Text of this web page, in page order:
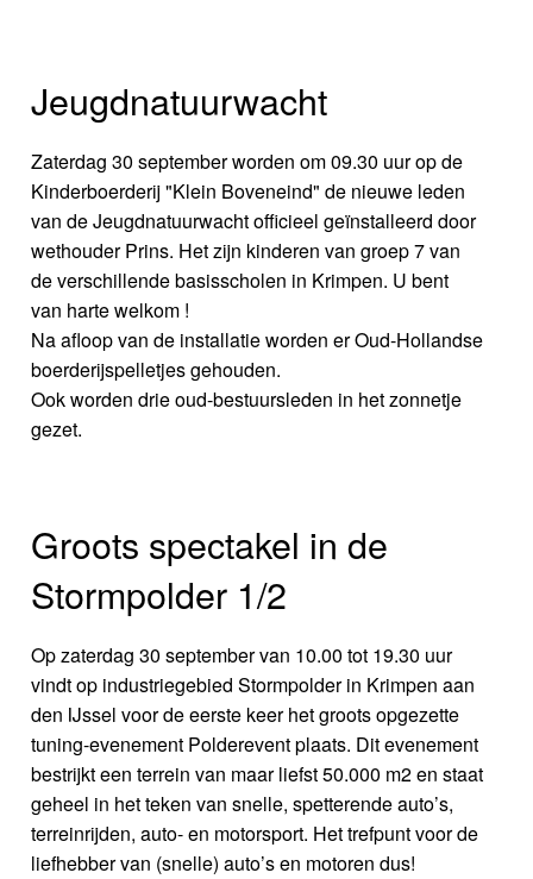
Jeugdnatuurwacht
Zaterdag 30 september worden om 09.30 uur op de
Kinderboerderij "Klein Boveneind" de nieuwe leden
van de Jeugdnatuurwacht officieel geïnstalleerd door
wethouder Prins. Het zijn kinderen van groep 7 van
de verschillende basisscholen in Krimpen. U bent
van harte welkom !
Na afloop van de installatie worden er Oud-Hollandse
boerderijspelletjes gehouden.
Ook worden drie oud-bestuursleden in het zonnetje
gezet.
Groots spectakel in de
Stormpolder 1/2
Op zaterdag 30 september van 10.00 tot 19.30 uur
vindt op industriegebied Stormpolder in Krimpen aan
den IJssel voor de eerste keer het groots opgezette
tuning-evenement Polderevent plaats. Dit evenement
bestrijkt een terrein van maar liefst 50.000 m2 en staat
geheel in het teken van snelle, spetterende auto’s,
terreinrijden, auto- en motorsport. Het trefpunt voor de
liefhebber van (snelle) auto’s en motoren dus!